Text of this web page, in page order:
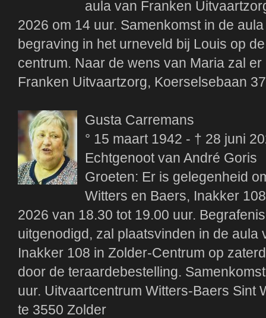
aula van Franken
2026 om 14 uur. Samenkomst in de
begraving in het urneveld bij Louis op
centrum. Naar de wens van Maria zal
Franken Uitvaartzorg, Koerselsebaan
Gusta Carremans
° 15 maart 1942 - † 28 juni
Echtgenoot van André Goris
Groeten: Er is gelegenheid
Witters en Baers, Inakker
2026 van 18.30 tot 19.00 uur.
uitgenodigd, zal plaatsvinden in de
Inakker 108 in Zolder-Centrum op
door de teraardebestelling.
uur. Uitvaartcentrum Witters-Baers Sint
te 3550 Zolder